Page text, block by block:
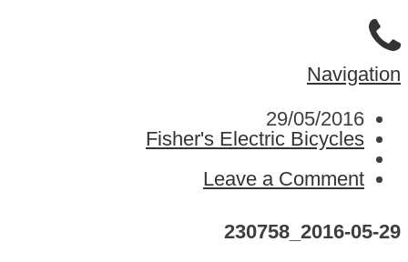
Navigation
29/05/2016
Fisher's Electric Bicycles
Leave a Comment
2016-05-29_230758